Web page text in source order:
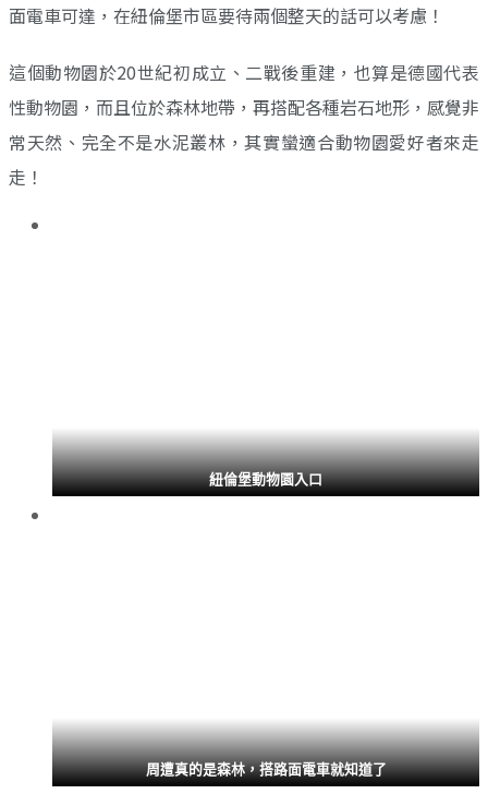
面電車可達，在紐倫堡市區要待兩個整天的話可以考慮！
這個動物園於20世紀初成立、二戰後重建，也算是德國代表
性動物園，而且位於森林地帶，再搭配各種岩石地形，感覺非
常天然、完全不是水泥叢林，其實蠻適合動物園愛好者來走
走！
紐倫堡動物園入口
周遭真的是森林，搭路面電車就知道了